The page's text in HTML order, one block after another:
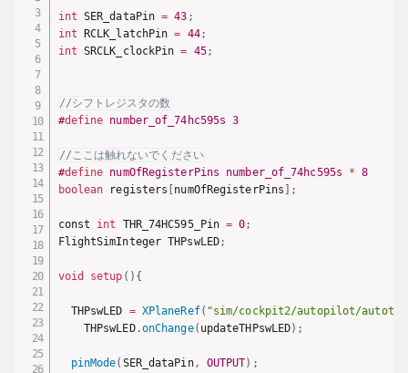
int SER_dataPin = 43 ;
int RCLK_latchPin = 44;
int SRCLK_clockPin = 45;
//シフトレジスタの数
#define number_of_74hc595s 3
//ここは触れないでください
#define numOfRegisterPins number_of_74hc595s * 8
boolean registers numOfRegisterPins ;
const int THR_74HC595_Pin = 0;
FlightSimInteger THPswLED;
void setup ( ) {
  THPswLED
= XPlaneRef( "sim/cockpit2/autopilot/
    THPswLED
.onChange( updateTHPswLED) ;
pinMode( SER_dataPin, OUTPUT) ;